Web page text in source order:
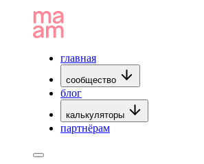
главная
сообщество
блог
калькуляторы
партнёрам